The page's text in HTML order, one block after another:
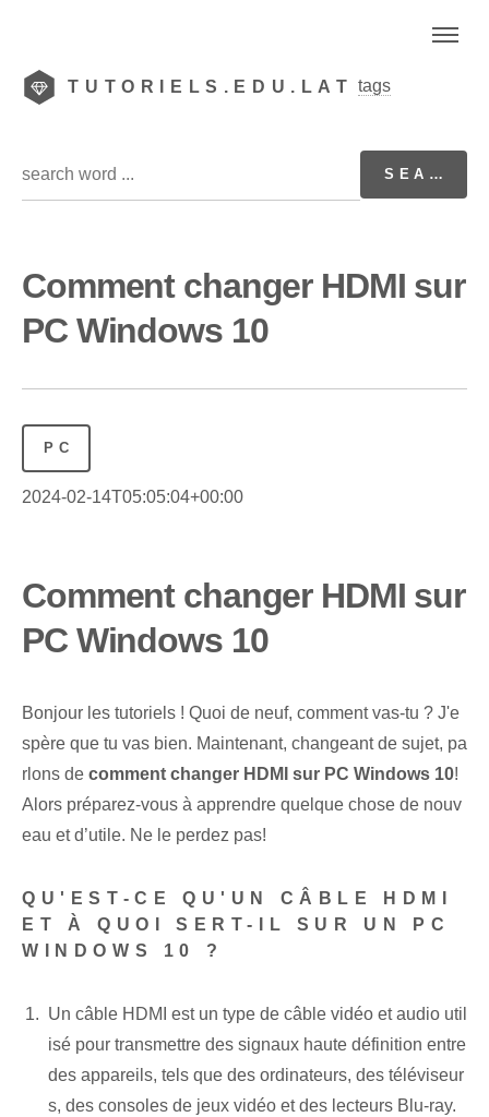
TUTORIELS.EDU.LAT tags
Comment changer HDMI sur
PC Windows 10
PC
2024-02-14T05:05:04+00:00
Comment changer HDMI sur
PC Windows 10
Bonjour les tutoriels ! Quoi de neuf, comment vas-tu ?⁢ J'e
spère que tu vas bien. Maintenant, changeant de sujet, pa
rlons de comment changer‌ HDMI sur‌ PC‌ Windows 10!
Alors préparez-vous à apprendre quelque chose de nouv
eau et d’utile. Ne le perdez pas!
QU'EST-CE QU'UN CÂBLE HDMI
ET À QUOI SERT-IL SUR UN PC
WINDOWS 10 ?
Un câble HDMI est un type de câble vidéo et audio util
isé pour transmettre des signaux haute définition entre
des appareils, tels que des ordinateurs, des téléviseur
s, des consoles de jeux vidéo et des lecteurs Blu-ray.